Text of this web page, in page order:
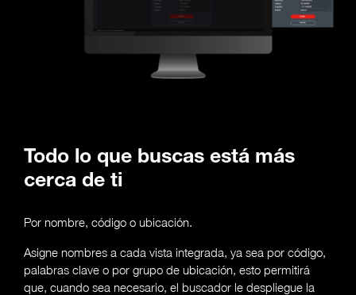
Todo lo que buscas está más
cerca de ti
Por nombre, código o ubicación.
Asigne nombres a cada vista integrada, ya sea por código,
palabras clave o por grupo de ubicación, esto permitirá
que, cuando sea necesario, el buscador le despliegue la